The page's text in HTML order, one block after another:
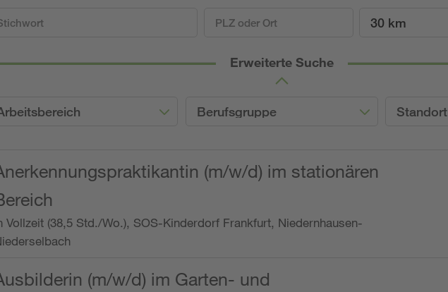
30 km
Erweiterte Suche
Berufsgruppe Standort
(m/w/d) im stationären
Vollzeit (38,5 Std./Wo.), SOS-Kinderdorf Frankfurt, Niedernhausen-
(m/w/d) im Garten- und